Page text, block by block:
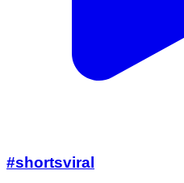
#shortsviral